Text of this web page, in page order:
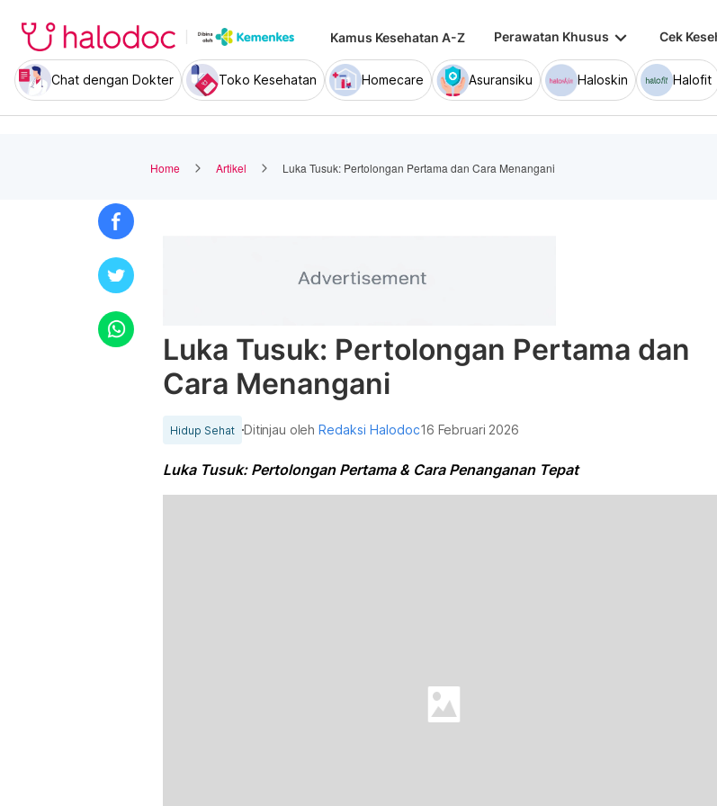
Kamus Kesehatan A-Z Perawatan Khusus keyboard_arrow_down Cek
Chat dengan Dokter Toko Kesehatan Homecare Asuransiku Haloskin Halofit
Home Artikel Luka Tusuk: Pertolongan Pertama dan Cara Menangani
Luka Tusuk: Pertolongan Pertama dan
Cara Menangani
Hidup Sehat Ditinjau olehRedaksi Halodoc16 Februari 2026
Luka Tusuk: Pertolongan Pertama & Cara Penanganan Tepat